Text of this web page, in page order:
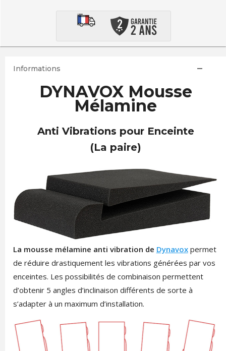
Informations
DYNAVOX Mousse
Mélamine
Anti Vibrations pour Enceinte
(La paire)
La mousse mélamine anti vibration de Dynavox permet
de réduire drastiquement les vibrations générées par vos
enceintes. Les possibilités de combinaison permettent
d’obtenir 5 angles d’inclinaison différents de sorte à
s’adapter à un maximum d’installation.